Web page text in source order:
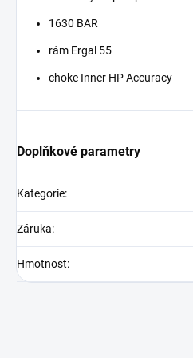
1630 BAR
rám Ergal 55
choke Inner HP Accuracy
Doplňkové parametry
Kategorie:
Záruka:
Hmotnost: